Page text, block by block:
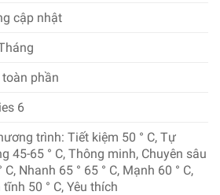
cập nhật
phần
6
trình: Tiết kiệm 50 ° C, Tự
45-65 ° C, Thông minh, Chuyên sâu
C, Nhanh 65 ° 65 ° C, Mạnh 60 ° C,
tĩnh 50 ° C, Yêu thích